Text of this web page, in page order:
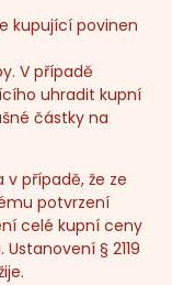
kupující povinen
V případě
uhradit kupní
částky na
případě, že ze
potvrzení
celé kupní ceny
§ 2119